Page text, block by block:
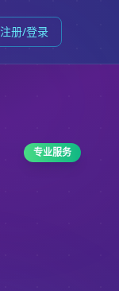
注册/登录
专业服务